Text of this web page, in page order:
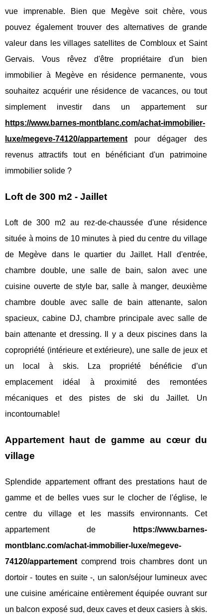
vue imprenable. Bien que Megève soit chère, vous
pouvez également trouver des alternatives de grande
valeur dans les villages satellites de Combloux et Saint
Gervais. Vous rêvez d'être propriétaire d'un bien
immobilier à Megève en résidence permanente, vous
souhaitez acquérir une résidence de vacances, ou tout
simplement investir dans un appartement sur
https://www.barnes-montblanc.com/achat-immobilier-
luxe/megeve-74120/appartement pour dégager des
revenus attractifs tout en bénéficiant d'un patrimoine
immobilier solide ?
Loft de 300 m2 - Jaillet
Loft de 300 m2 au rez-de-chaussée d'une résidence
située à moins de 10 minutes à pied du centre du village
de Megève dans le quartier du Jaillet. Hall d'entrée,
chambre double, une salle de bain, salon avec une
cuisine ouverte de style bar, salle à manger, deuxième
chambre double avec salle de bain attenante, salon
spacieux, cabine DJ, chambre principale avec salle de
bain attenante et dressing. Il y a deux piscines dans la
copropriété (intérieure et extérieure), une salle de jeux et
un local à skis. Lza propriété bénéficie d’un
emplacement idéal à proximité des remontées
mécaniques et des pistes de ski du Jaillet. Un
incontournable!
Appartement haut de gamme au cœur du
village
Splendide appartement offrant des prestations haut de
gamme et de belles vues sur le clocher de l'église, le
centre du village et les massifs environnants. Cet
appartement de
https://www.barnes-
montblanc.com/achat-immobilier-luxe/megeve-
74120/appartement comprend trois chambres dont un
dortoir - toutes en suite -, un salon/séjour lumineux avec
une cuisine américaine entièrement équipée ouvrant sur
un balcon exposé sud, deux caves et deux casiers à skis.